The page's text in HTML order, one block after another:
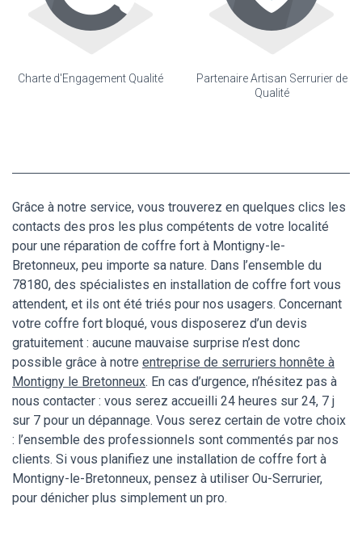
Charte d'Engagement Qualité
Partenaire Artisan Serrurier de
Qualité
Grâce à notre service, vous trouverez en quelques clics les
contacts des pros les plus compétents de votre localité
pour une réparation de coffre fort à Montigny-le-
Bretonneux, peu importe sa nature. Dans l’ensemble du
78180, des spécialistes en installation de coffre fort vous
attendent, et ils ont été triés pour nos usagers. Concernant
votre coffre fort bloqué, vous disposerez d’un devis
gratuitement : aucune mauvaise surprise n’est donc
possible grâce à notre entreprise de serruriers honnête à
Montigny le Bretonneux. En cas d’urgence, n’hésitez pas à
nous contacter : vous serez accueilli 24 heures sur 24, 7 j
sur 7 pour un dépannage. Vous serez certain de votre choix
: l’ensemble des professionnels sont commentés par nos
clients. Si vous planifiez une installation de coffre fort à
Montigny-le-Bretonneux, pensez à utiliser Ou-Serrurier,
pour dénicher plus simplement un pro.